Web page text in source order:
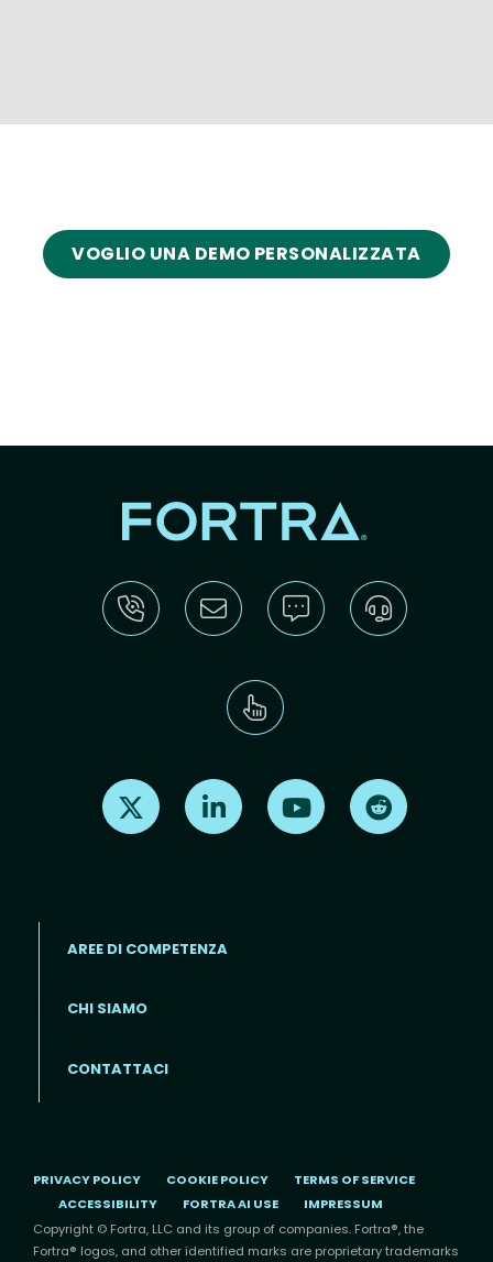
VOGLIO UNA DEMO PERSONALIZZATA
Find us on X Find us on LinkedInFind us on Youtube
AREE DI COMPETENZA
CHI SIAMO
CONTATTACI
PRIVACY POLICY COOKIE POLICY
TERMS OF SERVICE
ACCESSIBILITY
FORTRA AI USE
IMPRESSUM
Copyright © Fortra, LLC and its group of companies. Fortra®, the
Fortra® logos, and other identified marks are proprietary trademarks